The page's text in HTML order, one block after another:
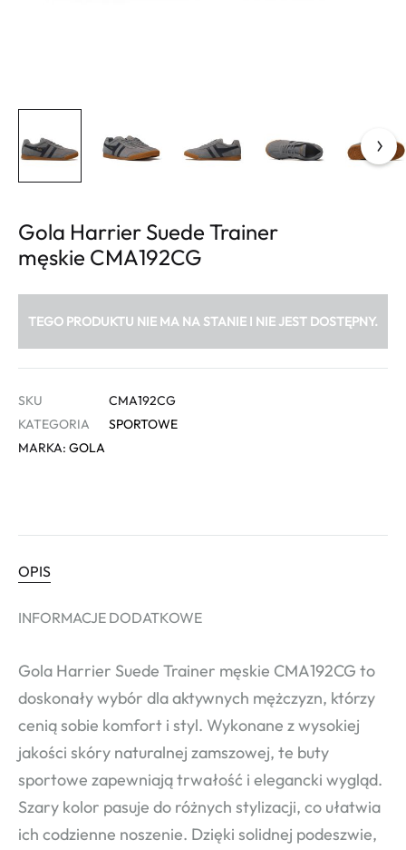
Gola Harrier Suede Trainer
męskie CMA192CG
TEGO PRODUKTU NIE MA NA STANIE I NIE JEST DOSTĘPNY.
SKU
CMA192CG
KATEGORIA
SPORTOWE
MARKA: GOLA
OPIS
INFORMACJE DODATKOWE
Gola Harrier Suede Trainer męskie CMA192CG to
doskonały wybór dla aktywnych mężczyzn, którzy
cenią sobie komfort i styl. Wykonane z wysokiej
jakości skóry naturalnej zamszowej, te buty
sportowe zapewniają trwałość i elegancki wygląd.
Szary kolor pasuje do różnych stylizacji, co ułatwia
ich codzienne noszenie. Dzięki solidnej podeszwie,